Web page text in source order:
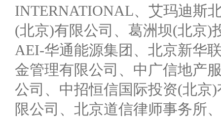
INTERNATIONAL、艾玛迪斯
(北京)有限公司、葛洲坝(北京)
AEI-华通能源集团、北京新华
金管理有限公司、中广信地产
公司、中招恒信国际投资(北京
限公司、北京道信律师事务所